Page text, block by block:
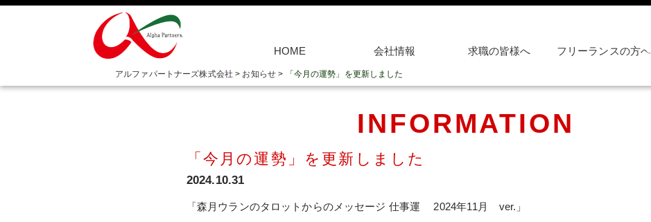
HOME 会社情報 求職の皆様へ フリーランスの方へ
アルファパートナーズ株式会社 > お知らせ > 「今月の運勢」を更新しました
INFORMATION
「今月の運勢」を更新しました
2024.10.31
「森月ウランのタロットからのメッセージ 仕事運 2024年11月 ver.」